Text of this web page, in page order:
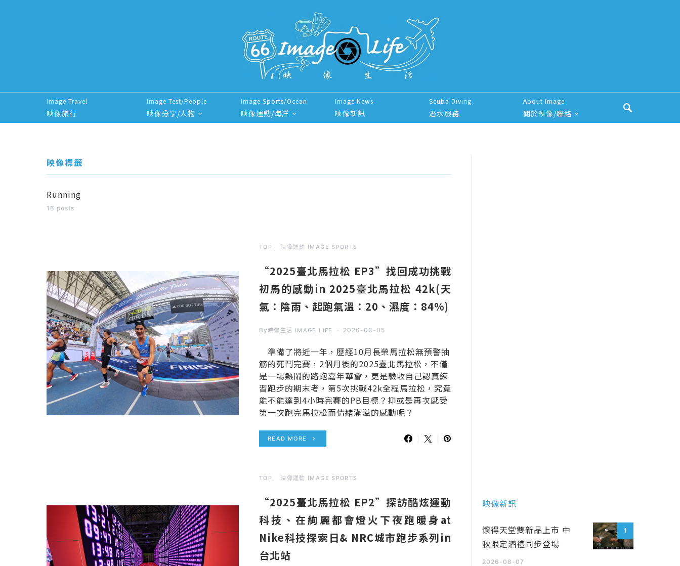
Image Travel
映像旅行
Image Test/People
映像分享/人物
Image Sports/Ocean
映像運動/海洋
Image News
映像新訊
Scuba Diving
潛水服務
About Image
關於映像/聯絡
Search for:
映像標籤
Running
16 posts
TOP 映像運動 IMAGE SPORTS
“2025臺北馬拉松 EP3”找回成功挑戰
初馬的感動in 2025臺北馬拉松 42k(天
氣：陰雨、起跑氣溫：20、濕度：84%)
By 映像生活 IMAGE LIFE 2026-03-05
準備了將近一年，歷經10月長榮馬拉松無預警抽
筋的死鬥完賽，2個月後的2025臺北馬拉松，不僅
是一場熱鬧的路跑嘉年華會，更是驗收自己認真練
習跑步的期末考，第5次挑戰42k全程馬拉松，究竟
能不能達到4小時完賽的PB目標？抑或是再次感受
第一次跑完馬拉松而情緒滿溢的感動呢？
READ MORE
TOP 映像運動 IMAGE SPORTS
“2025臺北馬拉松 EP2”探訪酷炫運動
科技、在絢麗都會燈火下夜跑暖身at
Nike科技探索日& NRC城市跑步系列in
台北站
映像新訊
1
懷得天堂雙新品上市 中
秋限定酒禮同步登場
2026-08-07